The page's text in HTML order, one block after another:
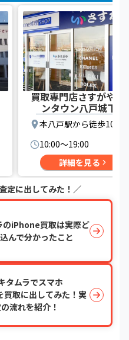
買取専門店さすがや
ンタウン八戸城下店
本八戸駅から徒歩10分
10:00〜19:00
詳細を見る
定に出してみた！／
のiPhone買取は実際ど
んで分かったこと
タムラでスマホ
買取に出してみた！実
流れを紹介！